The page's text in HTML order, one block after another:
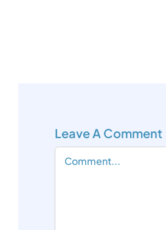
Leave A Comment
Comment